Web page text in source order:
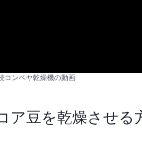
コンベヤ乾燥機の動画
ア豆を乾燥させる